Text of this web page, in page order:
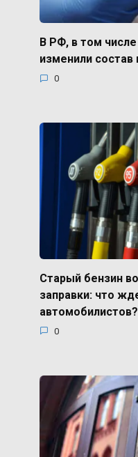
В РФ, в том
изменили состав
0
Старый бензин
заправки: что
автомобилистов?
0